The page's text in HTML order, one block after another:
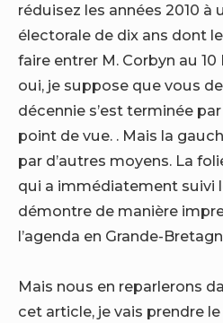
réduisez les années 2010 à
électorale de dix ans dont
faire entrer M. Corbyn au
oui, je suppose que vous
décennie s’est terminée
point de vue. . Mais la
par d’autres moyens. La
qui a immédiatement suivi
démontre de manière
l’agenda en Grande-
Mais nous en reparlerons
cet article, je vais prendre